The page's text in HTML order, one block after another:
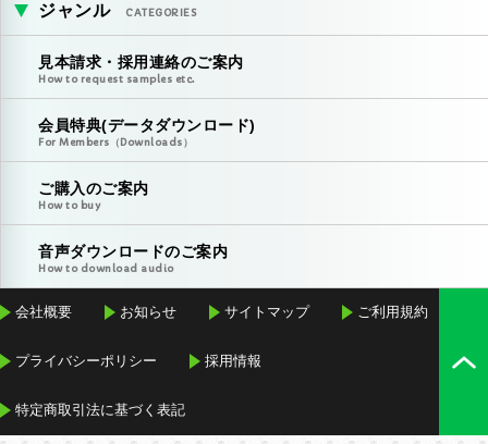
ジャンル CATEGORIES
見本請求・採用連絡のご案内
How to request samples etc.
会員特典(データダウンロード)
For Members（Downloads）
ご購入のご案内
How to buy
音声ダウンロードのご案内
How to download audio
会社概要 お知らせ サイトマップ ご利用規約
プライバシーポリシー 採用情報
特定商取引法に基づく表記